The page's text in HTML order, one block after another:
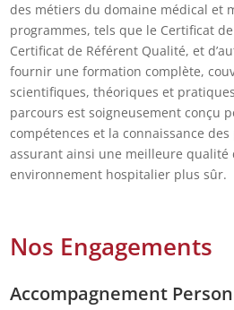
des métiers du domaine médical et
programmes, tels que le Certificat
Certificat de Référent Qualité, et
fournir une formation complète,
scientifiques, théoriques et
parcours est soigneusement conçu
compétences et la connaissance
assurant ainsi une meilleure qualité
environnement hospitalier plus sûr.
Nos Engagements
Accompagnement